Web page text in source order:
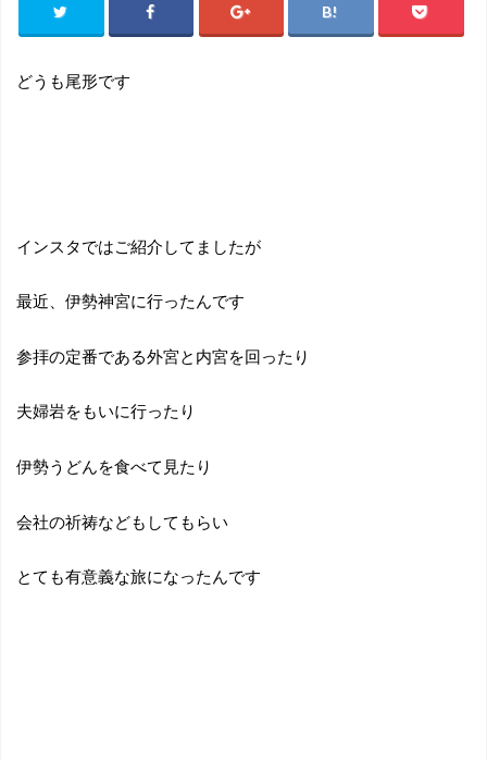
どうも尾形です
インスタではご紹介してましたが
最近、伊勢神宮に行ったんです
参拝の定番である外宮と内宮を回ったり
夫婦岩をもいに行ったり
伊勢うどんを食べて見たり
会社の祈祷などもしてもらい
とても有意義な旅になったんです